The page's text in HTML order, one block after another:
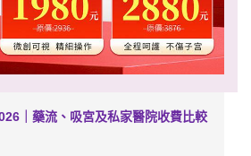
｜藥流、吸宮及私家醫院收費比較